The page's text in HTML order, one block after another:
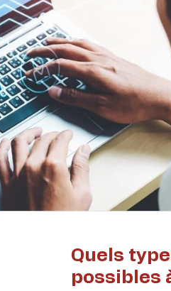
Quels
possibles